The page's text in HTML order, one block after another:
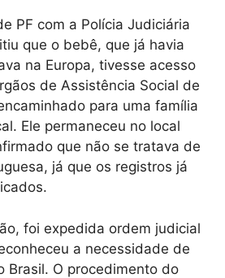
PF com a Polícia Judiciária
que o bebê, que já havia
na Europa, tivesse acesso
de Assistência Social de
para uma família
Ele permaneceu no local
que não se tratava de
já que os registros já
foi expedida ordem judicial
a necessidade de
Brasil. O procedimento do